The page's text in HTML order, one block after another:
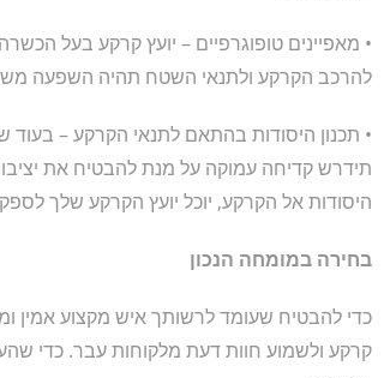
• מאפיינים טופוגרפיים – יועץ קרקע בעל
להרכב הקרקע ולתנאי השטח תהיה השפעה
• תכנון היסודות בהתאם לתנאי הקרקע –
תידרש קדיחה עמוקה על מנת להבטיח את
היסודות אל הקרקע, יוכל יועץ הקרקע שלך
בחירה במומחה הנכון
כדי להבטיח שעומד לרשותך איש מקצוע אמין
קרקע ולשמוע חוות דעת מלקוחות עבר. כדי